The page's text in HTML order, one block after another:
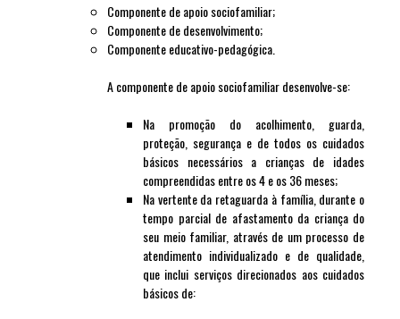
Componente de apoio sociofamiliar;
Componente de desenvolvimento;
Componente educativo-pedagógica.
A componente de apoio sociofamiliar desenvolve-se:
Na promoção do acolhimento, guarda,
proteção, segurança e de todos os cuidados
básicos necessários a crianças de idades
compreendidas entre os 4 e os 36 meses;
Na vertente da retaguarda à família, durante o
tempo parcial de afastamento da criança do
seu meio familiar, através de um processo de
atendimento individualizado e de qualidade,
que inclui serviços direcionados aos cuidados
básicos de: